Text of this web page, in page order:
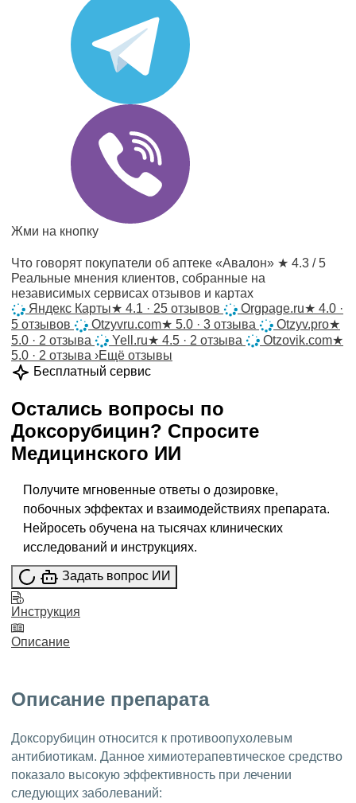
Жми на кнопку
Что говорят покупатели об аптеке «Авалон» ★ 4.3 / 5
Реальные мнения клиентов, собранные на
независимых сервисах отзывов и картах
Яндекс Карты★ 4.1 · 25 отзывов Orgpage.ru★ 4.0 ·
5 отзывов
Otzyvru.com★ 5.0 · 3 отзыва Otzyv.pro★
5.0 · 2 отзыва
Yell.ru★ 4.5 · 2 отзыва Otzovik.com★
5.0 · 2 отзыва ›Ещё отзывы
Бесплатный сервис
Остались вопросы по
Доксорубицин? Спросите
Медицинского ИИ
Получите мгновенные ответы о дозировке,
побочных эффектах и взаимодействиях препарата.
Нейросеть обучена на тысячах клинических
исследований и инструкциях.
Задать вопрос ИИ
Инструкция
Описание
Описание препарата
Доксорубицин относится к противоопухолевым
антибиотикам. Данное химиотерапевтическое средство
показало высокую эффективность при лечении
следующих заболеваний: